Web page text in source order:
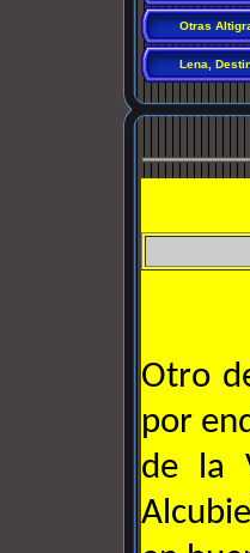
Otras
Lena,
Otro
por
de la